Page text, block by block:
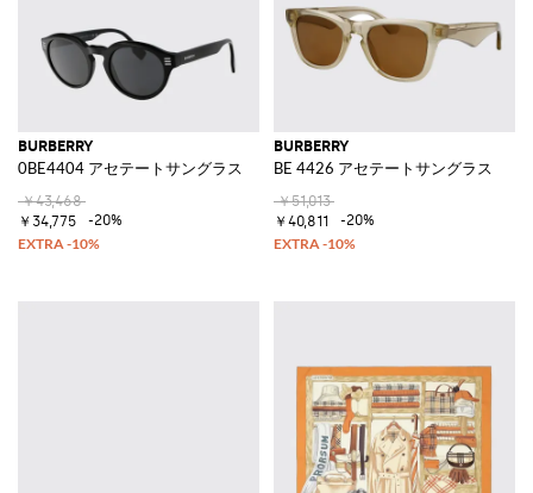
BURBERRY
0BE4404 アセテートサングラス
￥43,468
￥34,775
-20%
BURBERRY
BE 4426 アセテートサングラス
￥51,013
￥40,811
-20%